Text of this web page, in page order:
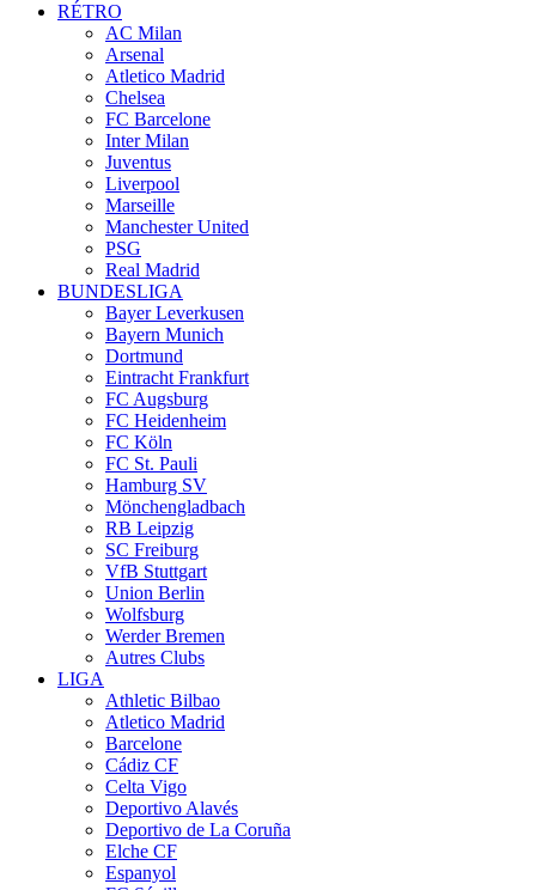
RÉTRO
AC Milan
Arsenal
Atletico Madrid
Chelsea
FC Barcelone
Inter Milan
Juventus
Liverpool
Marseille
Manchester United
PSG
Real Madrid
BUNDESLIGA
Bayer Leverkusen
Bayern Munich
Dortmund
Eintracht Frankfurt
FC Augsburg
FC Heidenheim
FC Köln
FC St. Pauli
Hamburg SV
Mönchengladbach
RB Leipzig
SC Freiburg
VfB Stuttgart
Union Berlin
Wolfsburg
Werder Bremen
Autres Clubs
LIGA
Athletic Bilbao
Atletico Madrid
Barcelone
Cádiz CF
Celta Vigo
Deportivo Alavés
Deportivo de La Coruña
Elche CF
Espanyol